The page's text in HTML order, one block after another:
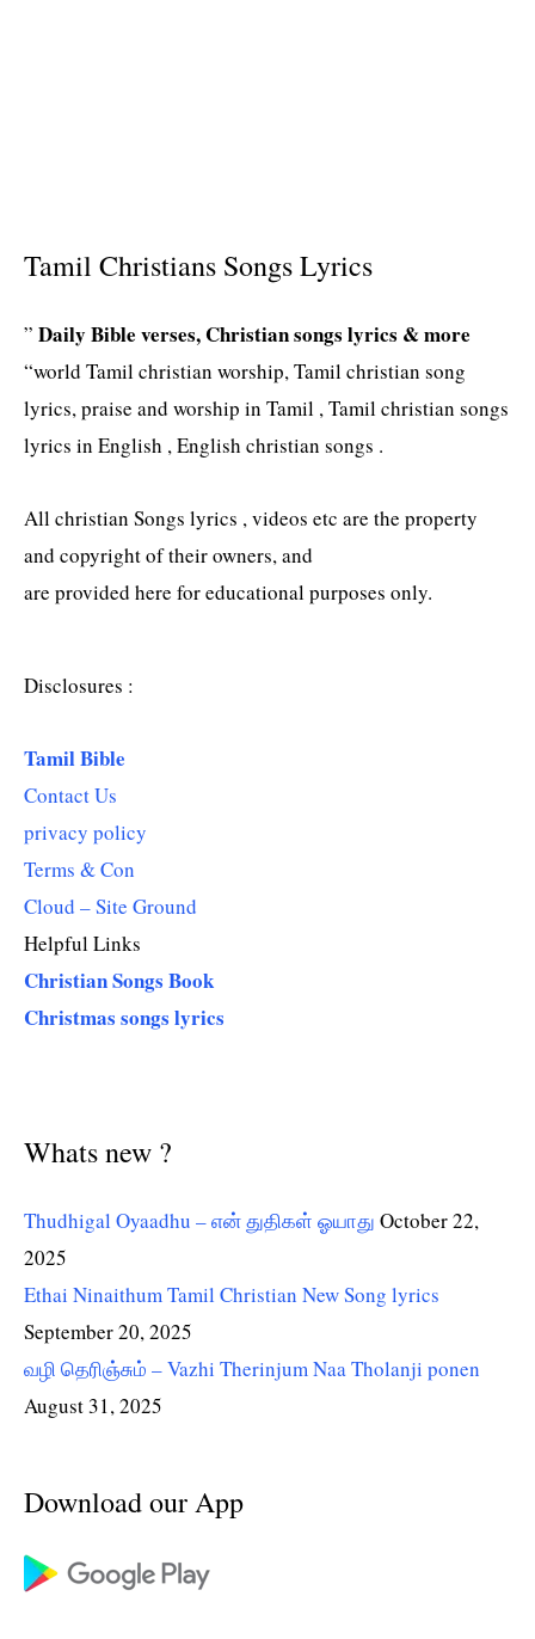
Tamil Christians Songs Lyrics
” Daily Bible verses, Christian songs lyrics & more
“world Tamil christian worship, Tamil christian song
lyrics, praise and worship in Tamil , Tamil christian songs
lyrics in English , English christian songs .
All christian Songs lyrics , videos etc are the property
and copyright of their owners, and
are provided here for educational purposes only.
Disclosures :
Tamil Bible
Contact Us
privacy policy
Terms & Con
Cloud – Site Ground
Helpful Links
Christian Songs Book
Christmas songs lyrics
Whats new ?
Thudhigal Oyaadhu – என் துதிகள் ஓயாது October 22,
2025
Ethai Ninaithum Tamil Christian New Song lyrics
September 20, 2025
வழி தெரிஞ்சும் – Vazhi Therinjum Naa Tholanji ponen
August 31, 2025
Download our App